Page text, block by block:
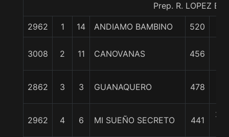
Prep. R. LOPEZ B.
2962 1 14 ANDIAMO BAMBINO 520
3008 2 11 CANOVANAS 456
2862 3 3 GUANAQUERO 478
2962 4 6 MI SUEÑO SECRETO 441
2